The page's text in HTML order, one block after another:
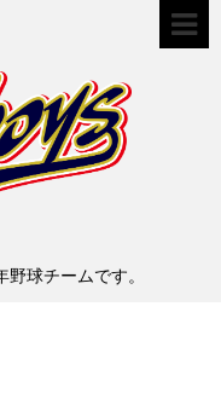
球チームです。